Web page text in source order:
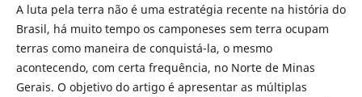
A luta pela terra não é uma estratégia recente na história do
Brasil, há muito tempo os camponeses sem terra ocupam
terras como maneira de conquistá-la, o mesmo
acontecendo, com certa frequência, no Norte de Minas
Gerais. O objetivo do artigo é apresentar as múltiplas